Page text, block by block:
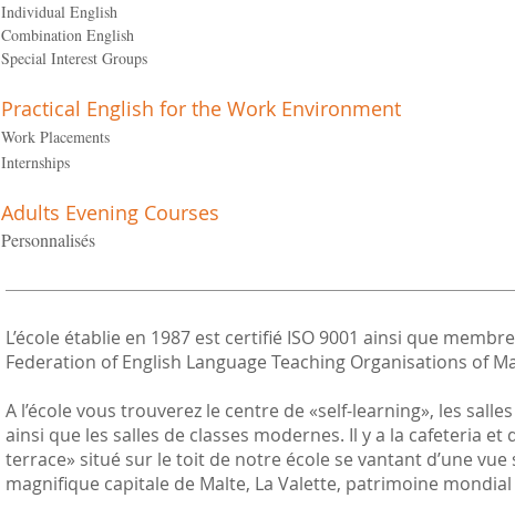
Individual English
Combination English
Special Interest Groups
Practical English for the Work Environment
Work Placements
Internships
Adults Evening Courses
Personnalisés
L’école établie en 1987 est certifié ISO 9001 ainsi que
Federation of English Language Teaching Organisations of
A l’école vous trouverez le centre de «self-learning», les
ainsi que les salles de classes modernes. Il y a la cafeteria
terrace» situé sur le toit de notre école se vantant d’une
magnifique capitale de Malte, La Valette, patrimoine mondial